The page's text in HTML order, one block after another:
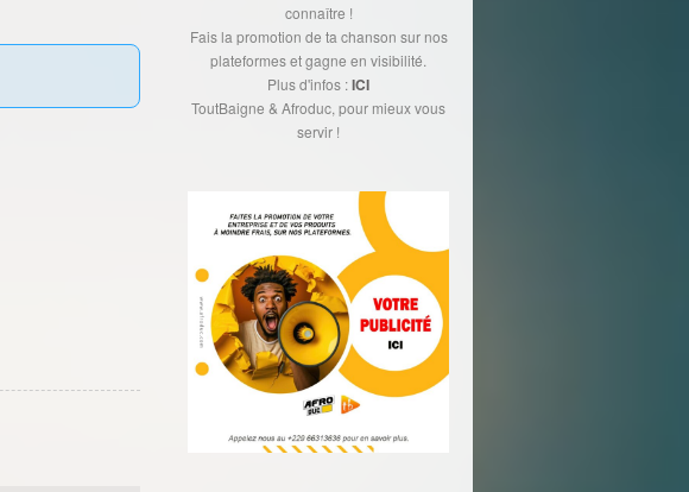
connaître !
Fais la promotion de ta chanson sur nos
plateformes et gagne en visibilité.
Plus d'infos :ICI
ToutBaigne & Afroduc, pour mieux vous
servir !